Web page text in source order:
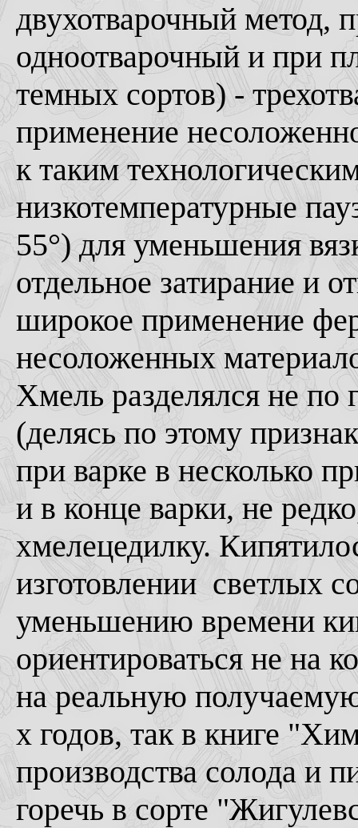
двухотварочный метод,
одноотварочный и при
темных сортов) -
применение
к таким
низкотемпературные
55°) для уменьшения
отдельное затирание и
широкое применение
несоложенных
Хмель разделялся не
(делясь по этому
при варке в несколько
и в конце варки, не
хмелецедилку.
изготовлении светлых
уменьшению времени
ориентироваться не на
на реальную
х годов, так в книге
производства солода и
горечь в сорте